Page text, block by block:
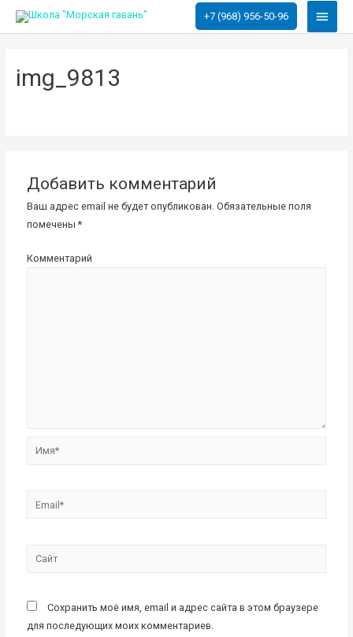
+7 (968) 956-50-96
img_9813
Добавить комментарий
Ваш адрес email не будет опубликован. Обязательные поля
помечены*
Комментарий
Имя*
Email*
Сайт
Сохранить моё имя, email и адрес сайта в этом браузере
для последующих моих комментариев.